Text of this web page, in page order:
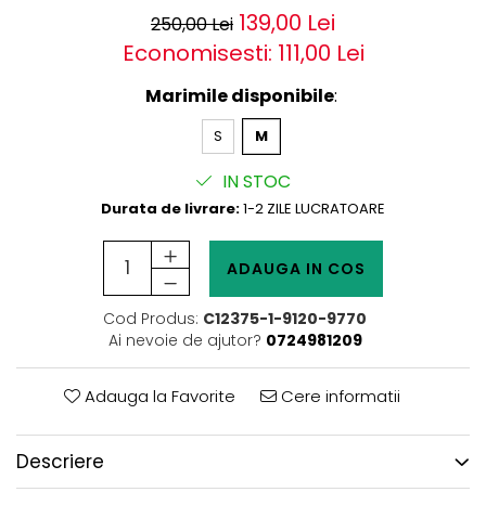
250,00 Lei 139,00 Lei
Economisesti: 111,00 Lei
Marimile disponibile:
S M
IN STOC
Durata de livrare:1-2 ZILE LUCRATOARE
ADAUGA IN COS
Cod Produs: C12375-1-9120-9770
Ai nevoie de ajutor? 0724981209
Adauga la Favorite Cere informatii
Descriere